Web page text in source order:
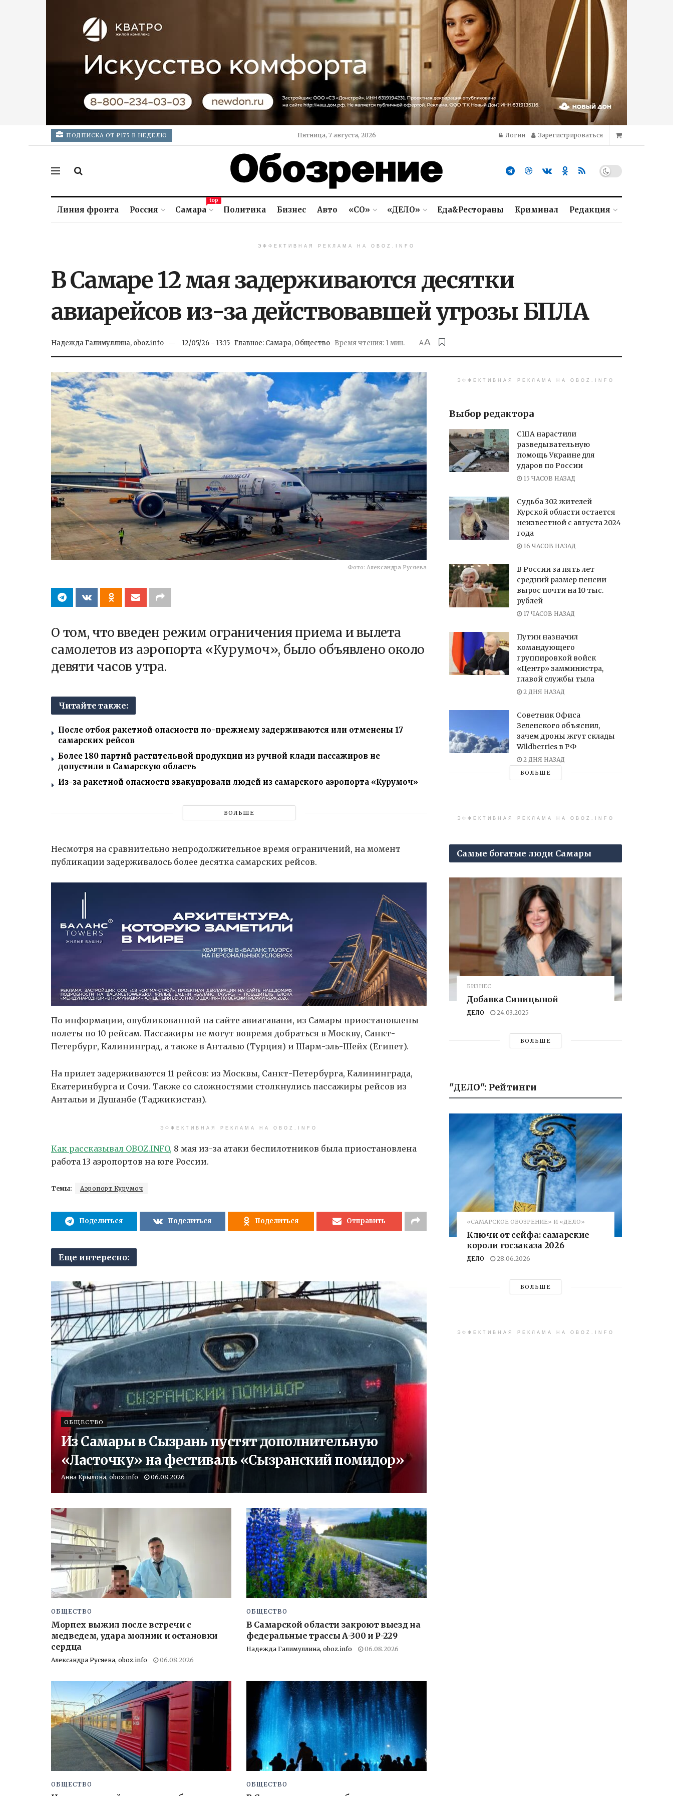
ПОДПИСКА ОТ ₽175 В НЕДЕЛЮ Пятница, 7 августа, 2026 Логин Зарегистрироваться
Линия фронта Россия Самара
top
Политика Бизнес Авто «СО» «ДЕЛО» Еда&Рестораны Криминал Редакция
ЭФФЕКТИВНАЯ РЕКЛАМА НА OBOZ.INFO
В Самаре 12 мая задерживаются десятки
авиарейсов из-за действовавшей угрозы БПЛА
Надежда Галимуллина, oboz.info 12/05/26 - 13:15 Главное: Самара, Общество Время чтения: 1 мин. AA
Фото: Александра Русяева
О том, что введен режим ограничения приема и вылета
самолетов из аэропорта «Курумоч», было объявлено около
девяти часов утра.
Читайте также:
После отбоя ракетной опасности по-прежнему задерживаются или отменены 17
самарских рейсов
Более 180 партий растительной продукции из ручной клади пассажиров не
допустили в Самарскую область
Из-за ракетной опасности эвакуировали людей из самарского аэропорта «Курумоч»
БОЛЬШЕ
Несмотря на сравнительно непродолжительное время ограничений, на момент
публикации задерживалось более десятка самарских рейсов.
По информации, опубликованной на сайте авиагавани, из Самары приостановлены
полеты по 10 рейсам. Пассажиры не могут вовремя добраться в Москву, Санкт-
Петербург, Калининград, а также в Анталью (Турция) и Шарм-эль-Шейх (Египет).
На прилет задерживаются 11 рейсов: из Москвы, Санкт-Петербурга, Калининграда,
Екатеринбурга и Сочи. Также со сложностями столкнулись пассажиры рейсов из
Антальи и Душанбе (Таджикистан).
ЭФФЕКТИВНАЯ РЕКЛАМА НА OBOZ.INFO
Как рассказывал OBOZ.INFO, 8 мая из-за атаки беспилотников была приостановлена
работа 13 аэропортов на юге России.
Темы: Аэропорт Курумоч
Поделиться Поделиться Поделиться Отправить
Еще интересно:
ОБЩЕСТВО
Из Самары в Сызрань пустят дополнительную
«Ласточку» на фестиваль «Сызранский помидор»
Анна Крылова, oboz.info 06.08.2026
ОБЩЕСТВО
Морпех выжил после встречи с
медведем, удара молнии и остановки
сердца
Александра Русяева, oboz.info 06.08.2026
ОБЩЕСТВО
В Самарской области закроют выезд на
федеральные трассы А-300 и Р-229
Надежда Галимуллина, oboz.info 06.08.2026
ОБЩЕСТВО ОБЩЕСТВО
ЭФФЕКТИВНАЯ РЕКЛАМА НА OBOZ.INFO
Выбор редактора
США нарастили
разведывательную
помощь Украине для
ударов по России
15 ЧАСОВ НАЗАД
Судьба 302 жителей
Курской области остается
неизвестной с августа 2024
года
16 ЧАСОВ НАЗАД
В России за пять лет
средний размер пенсии
вырос почти на 10 тыс.
рублей
17 ЧАСОВ НАЗАД
Путин назначил
командующего
группировкой войск
«Центр» замминистра,
главой службы тыла
2 ДНЯ НАЗАД
Советник Офиса
Зеленского объяснил,
зачем дроны жгут склады
Wildberries в РФ
2 ДНЯ НАЗАД
БОЛЬШЕ
ЭФФЕКТИВНАЯ РЕКЛАМА НА OBOZ.INFO
Самые богатые люди Самары
БИЗНЕС
Добавка Синицыной
ДЕЛО 24.03.2025
БОЛЬШЕ
"ДЕЛО": Рейтинги
«САМАРСКОЕ ОБОЗРЕНИЕ» И «ДЕЛО»
Ключи от сейфа: самарские
короли госзаказа 2026
ДЕЛО 28.06.2026
БОЛЬШЕ
ЭФФЕКТИВНАЯ РЕКЛАМА НА OBOZ.INFO